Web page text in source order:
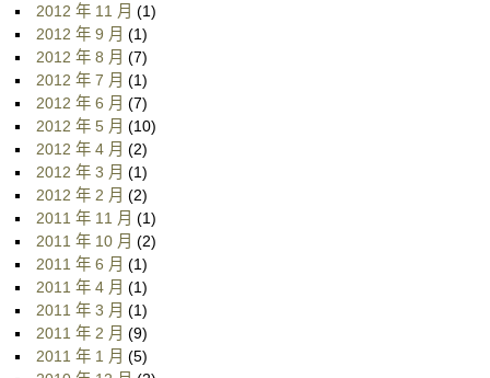
2012 年 11 月 (1)
2012 年 9 月 (1)
2012 年 8 月 (7)
2012 年 7 月 (1)
2012 年 6 月 (7)
2012 年 5 月 (10)
2012 年 4 月 (2)
2012 年 3 月 (1)
2012 年 2 月 (2)
2011 年 11 月 (1)
2011 年 10 月 (2)
2011 年 6 月 (1)
2011 年 4 月 (1)
2011 年 3 月 (1)
2011 年 2 月 (9)
2011 年 1 月 (5)